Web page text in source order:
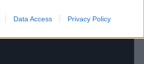
Data Access Privacy Policy